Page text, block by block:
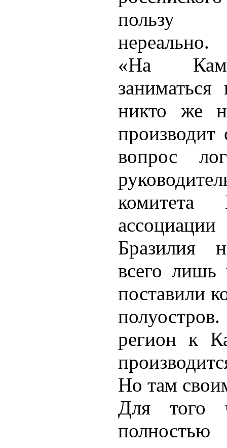
пользу
нереально.
«На
никто же
вопрос
комитета
Бразилия
всего лишь
поставили
регион к
Но там
Для того